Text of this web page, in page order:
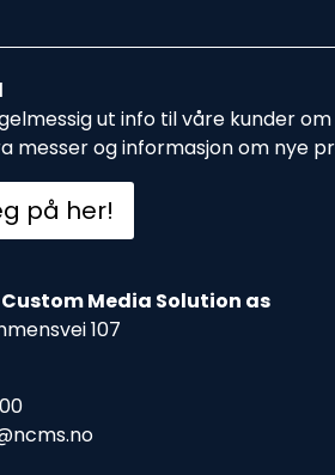
ut info til våre kunder
messer og informasjon om nye
på her!
Media Solution as
107